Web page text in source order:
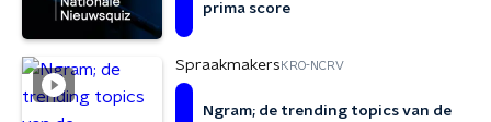
prima score
Spraakmakers KRO-NCRV
Ngram; de trending topics van de